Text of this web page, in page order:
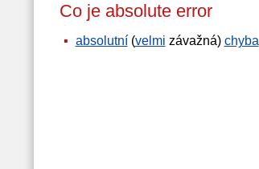
Co je absolute error
absolutní(velmi závažná) chyba